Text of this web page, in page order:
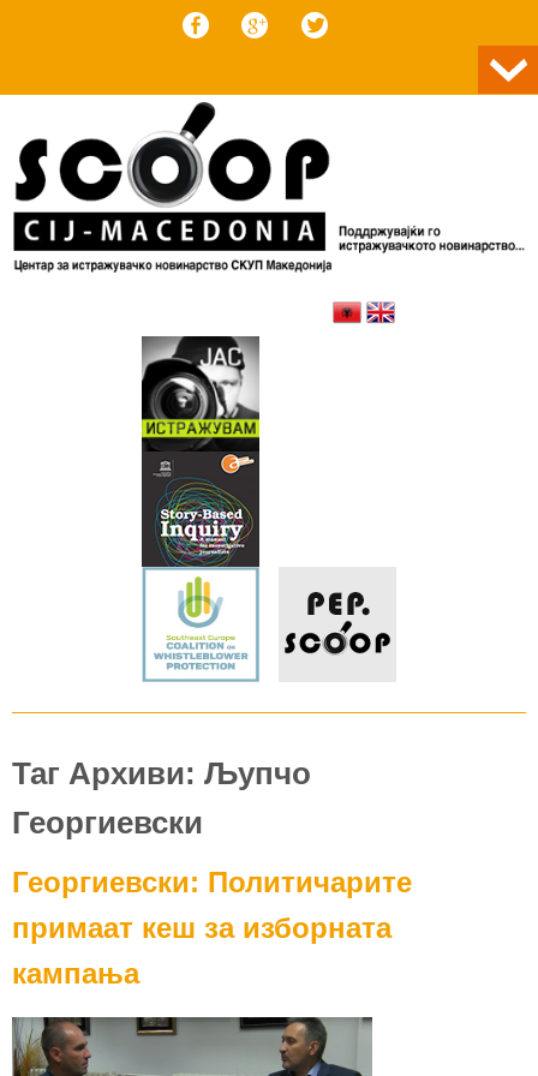
Таг Архиви: Љупчо
Георгиевски
Георгиевски: Политичарите
примаат кеш за изборната
кампања